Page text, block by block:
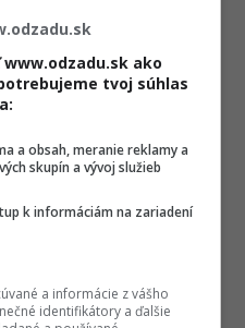
ako
tvoj súhlas
a obsah, meranie reklamy a
skupín a vývoj služieb
k informáciám na zariadení
a informácie z vášho
identifikátory a ďalšie